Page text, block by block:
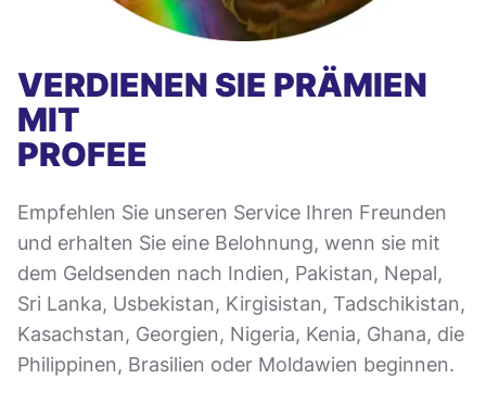
VERDIENEN SIE PRÄMIEN
MIT
PROFEE
Empfehlen Sie unseren Service Ihren Freunden
und erhalten Sie eine Belohnung, wenn sie mit
dem Geldsenden nach Indien, Pakistan, Nepal,
Sri Lanka, Usbekistan, Kirgisistan, Tadschikistan,
Kasachstan, Georgien, Nigeria, Kenia, Ghana, die
Philippinen, Brasilien oder Moldawien beginnen.